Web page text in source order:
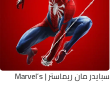
سبايدر مان ريماستر | Marvel’s